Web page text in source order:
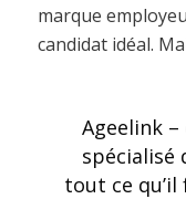
marque
candidat idéal.
Ageelink –
spécialisé
tout ce